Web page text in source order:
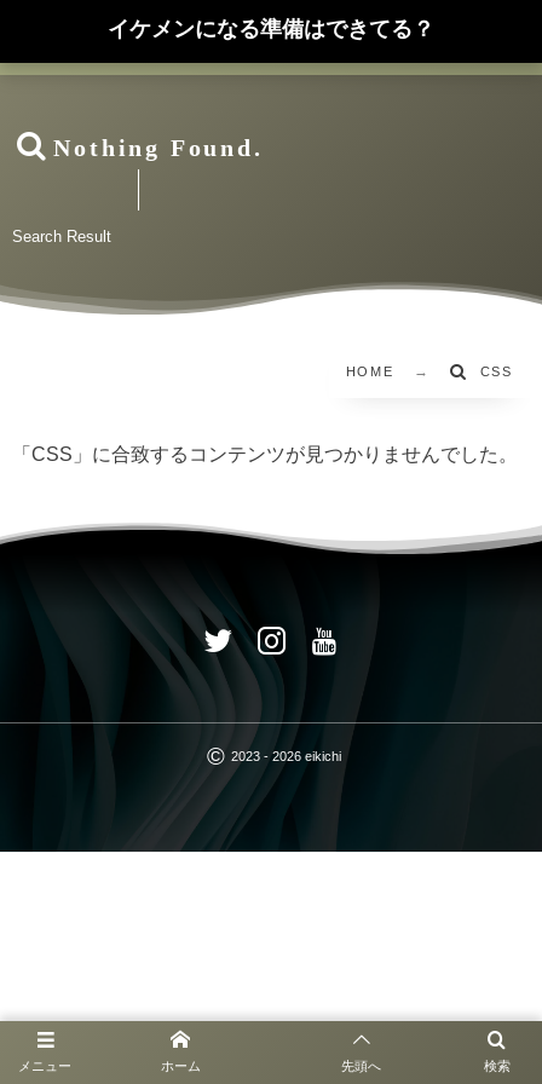
イケメンになる準備はできてる？
Nothing Found.
Search Result
HOME CSS
「CSS」に合致するコンテンツが見つかりませんでした。
メニュー 検索
ホーム 先頭へ
© 2023 - 2026 eikichi